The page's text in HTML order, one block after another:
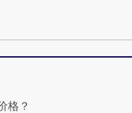
格？